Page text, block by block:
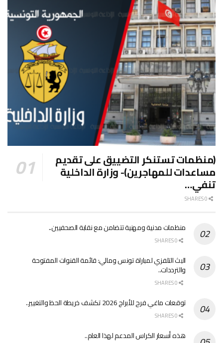
(منظمات تستنكر التضييق على تقديم
مساعدات للمهاجرين)- وزارة الداخلية
تنفي…
منظمات مدنية ومهنية تتضامن مع نقابة الصحفيين..
البث التلفزي لمباراة تونس ومالي: قائمة القنوات المفتوحة
والترددات..
توقعات ماغي فرح للأبراج 2026 تكشف خريطة الحظ والتغيير..
هذه أسعار الكراس المدعم لهذا العام..